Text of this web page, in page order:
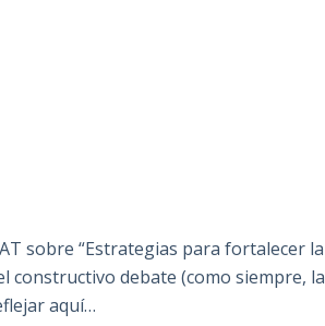
sobre “Estrategias para fortalecer
constructivo debate (como siempre,
aquí…